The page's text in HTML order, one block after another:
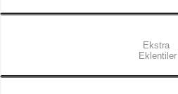
Ekstra
Eklentiler